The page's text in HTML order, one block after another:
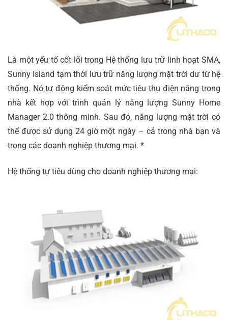
Là một yếu tố cốt lõi trong Hệ thống lưu trữ linh hoạt SMA,
Sunny Island tạm thời lưu trữ năng lượng mặt trời dư từ hệ
thống. Nó tự động kiểm soát mức tiêu thụ điện năng trong
nhà kết hợp với trình quản lý năng lượng Sunny Home
Manager 2.0 thông minh. Sau đó, năng lượng mặt trời có
thể được sử dụng 24 giờ một ngày – cả trong nhà bạn và
trong các doanh nghiệp thương mại. *
Hệ thống tự tiêu dùng cho doanh nghiệp thương mại: